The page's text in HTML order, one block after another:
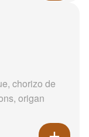
chorizo de
origan